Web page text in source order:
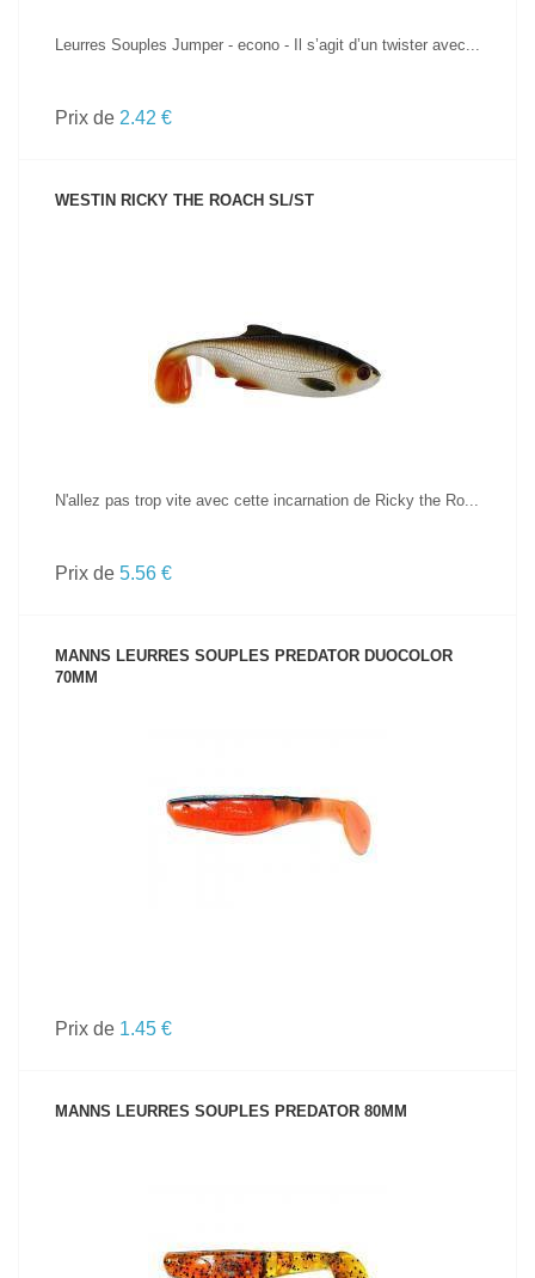
Leurres Souples Jumper - econo - Il s’agit d’un twister avec...
Prix de 2.42 €
WESTIN RICKY THE ROACH SL/ST
VOIR LE PRODUIT
N'allez pas trop vite avec cette incarnation de Ricky the Ro...
Prix de 5.56 €
MANNS LEURRES SOUPLES PREDATOR DUOCOLOR
70MM
Prix de 1.45 €
MANNS LEURRES SOUPLES PREDATOR 80MM